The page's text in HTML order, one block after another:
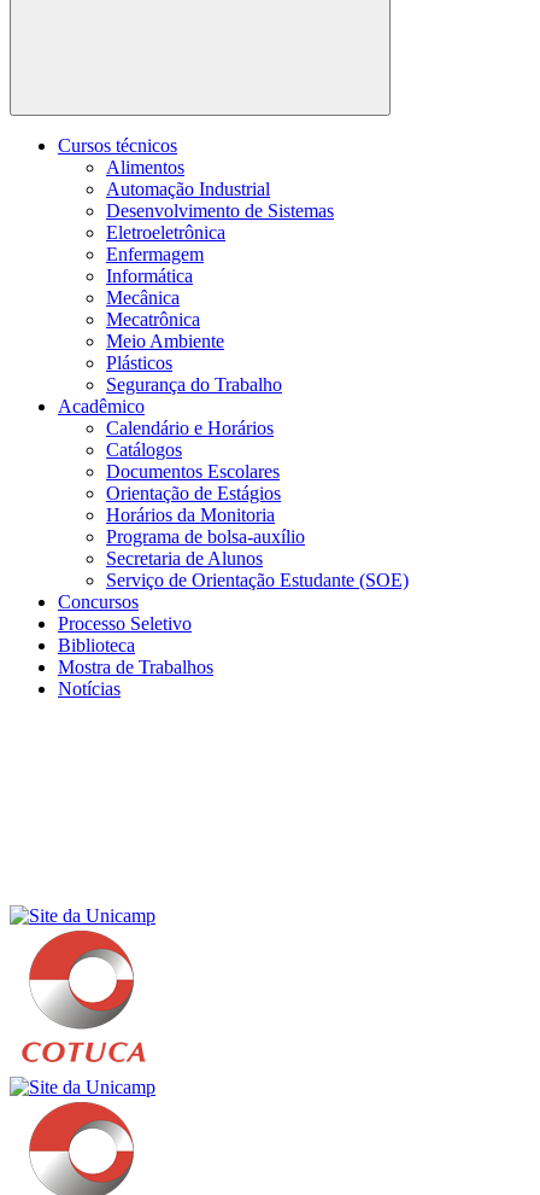
Buscar
Cursos técnicos
Alimentos
Automação Industrial
Desenvolvimento de Sistemas
Eletroeletrônica
Enfermagem
Informática
Mecânica
Mecatrônica
Meio Ambiente
Plásticos
Segurança do Trabalho
Acadêmico
Calendário e Horários
Catálogos
Documentos Escolares
Orientação de Estágios
Horários da Monitoria
Programa de bolsa-auxílio
Secretaria de Alunos
Serviço de Orientação Estudante (SOE)
Concursos
Processo Seletivo
Biblioteca
Mostra de Trabalhos
Notícias